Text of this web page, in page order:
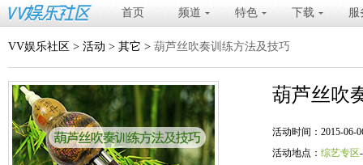
首页 频道 特色 下载 服
VV娱乐社区 > 活动 > 其它 > 葫芦丝吹奏训练方法及技巧
葫芦丝吹
活动时间：2015-06-
活动地点： 综艺专区